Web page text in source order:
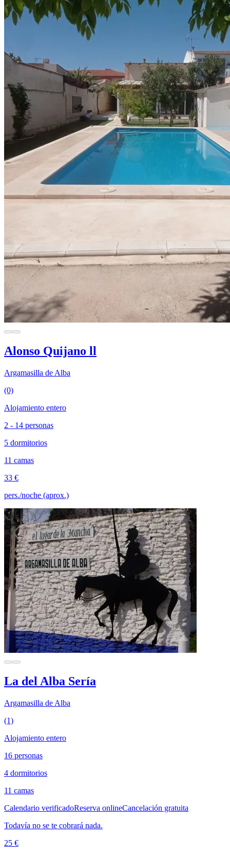
Alonso Quijano ll
Argamasilla de Alba
(0)
Alojamiento entero
2 - 14 personas
5 dormitorios
11 camas
33 €
pers./noche (aprox.)
La del Alba Sería
Argamasilla de Alba
(1)
Alojamiento entero
16 personas
4 dormitorios
11 camas
Calendario verificadoReserva onlineCancelación gratuita
Todavía no se te cobrará nada.
25 €